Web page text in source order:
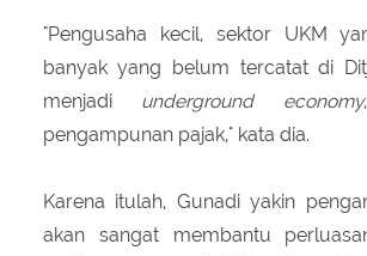
"Pengusaha kecil, sektor UKM
banyak yang belum tercatat di
menjadi underground economy
pengampunan pajak," kata dia.
Karena itulah, Gunadi yakin
akan sangat membantu